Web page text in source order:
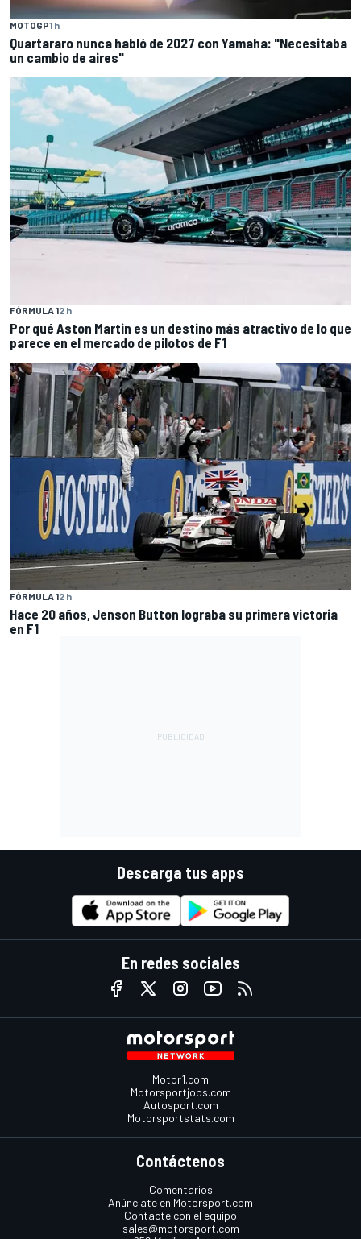
MOTOGP1 h
Quartararo nunca habló de 2027 con Yamaha: "Necesitaba
un cambio de aires"
FÓRMULA 12 h
Por qué Aston Martin es un destino más atractivo de lo que
parece en el mercado de pilotos de F1
FÓRMULA 12 h
Hace 20 años, Jenson Button lograba su primera victoria
en F1
Descarga tus apps
En redes sociales
Motor1.com
Motorsportjobs.com
Autosport.com
Motorsportstats.com
Contáctenos
Comentarios
Anúnciate en Motorsport.com
Contacte con el equipo
sales@motorsport.com